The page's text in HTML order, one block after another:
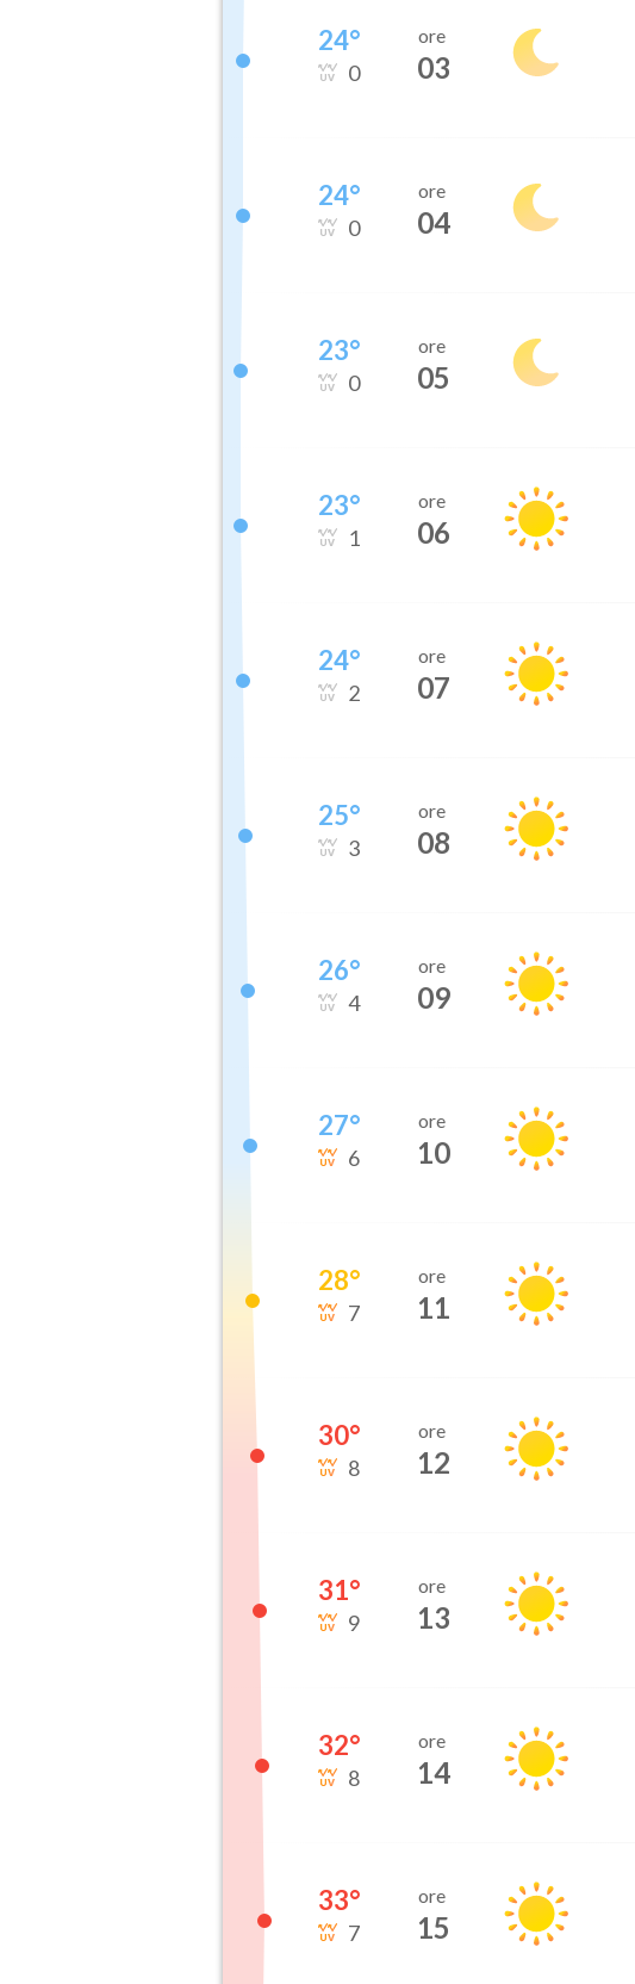
24°
0
ore
03
24°
0
ore
04
23°
0
ore
05
23°
1
ore
06
24°
2
ore
07
25°
3
ore
08
26°
4
ore
09
27°
6
ore
10
28°
7
ore
11
30°
8
ore
12
31°
9
ore
13
32°
8
ore
14
33°
7
ore
15